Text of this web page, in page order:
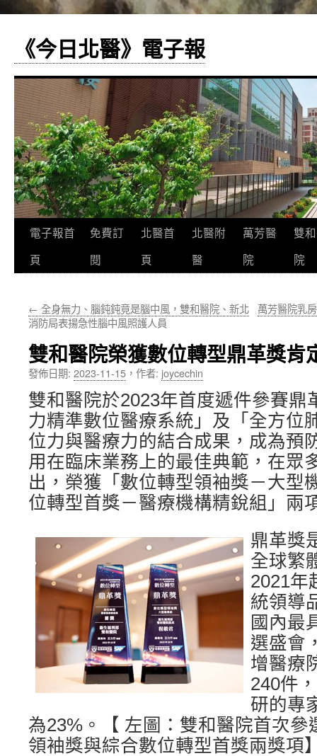
《今日北醫》電子報
跳
至
要
容
電子報首
頁
免費訂
閱
北醫首
頁
北醫附
醫
萬芳醫
院
雙
院
← 全身無力、腦鈍鈍竟是腦中風，雙和醫院、新北
消防局表揚急性腦中風照護人員
萬芳醫院乳
雙和醫院榮獲數位轉型鼎革獎肯
發佈日期: 2023-11-15 ， 作者: joycechin
雙和醫院於2023年首度遞件參賽鼎
力精準數位醫療系統」及「全方位
位力與醫療力的結合成果，成為預
用在臨床業務上的最佳典範，在眾
出，榮獲「數位轉型領袖獎－大型
位轉型首獎－醫療機構精銳組」兩
鼎革獎
全球繁
2021年
統領導
國內最
選盛會
增醫療
240件
研的專
為23%。【 左圖：雙和醫院首次參
領袖獎與綜合數位轉型首獎兩獎項